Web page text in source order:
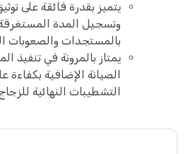
يتميز بقدرة فائقة على
وتسجيل المدة
بالمستجدات والصعوبات
يمتاز بالمرونة في تنفيذ
الصيانة الإضافية
التشطيبات النهائية